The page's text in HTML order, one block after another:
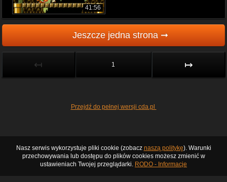
41:56
Jeszcze jedna strona ➞
↤ 1 ↦
Przejdź do pełnej wersji cda.pl
Nasz serwis wykorzystuje pliki cookie (zobacz naszą politykę). Warunki
przechowywania lub dostępu do plików cookies możesz zmienić w
ustawieniach Twojej przeglądarki. RODO - Informacje